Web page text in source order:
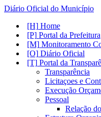
Diário Oficial do Município
Home
Portal da Prefeitura
Monitoramento
Diário Oficial
Portal da
Transparência
Licitaçoes e
Execução
Pessoal
Relação